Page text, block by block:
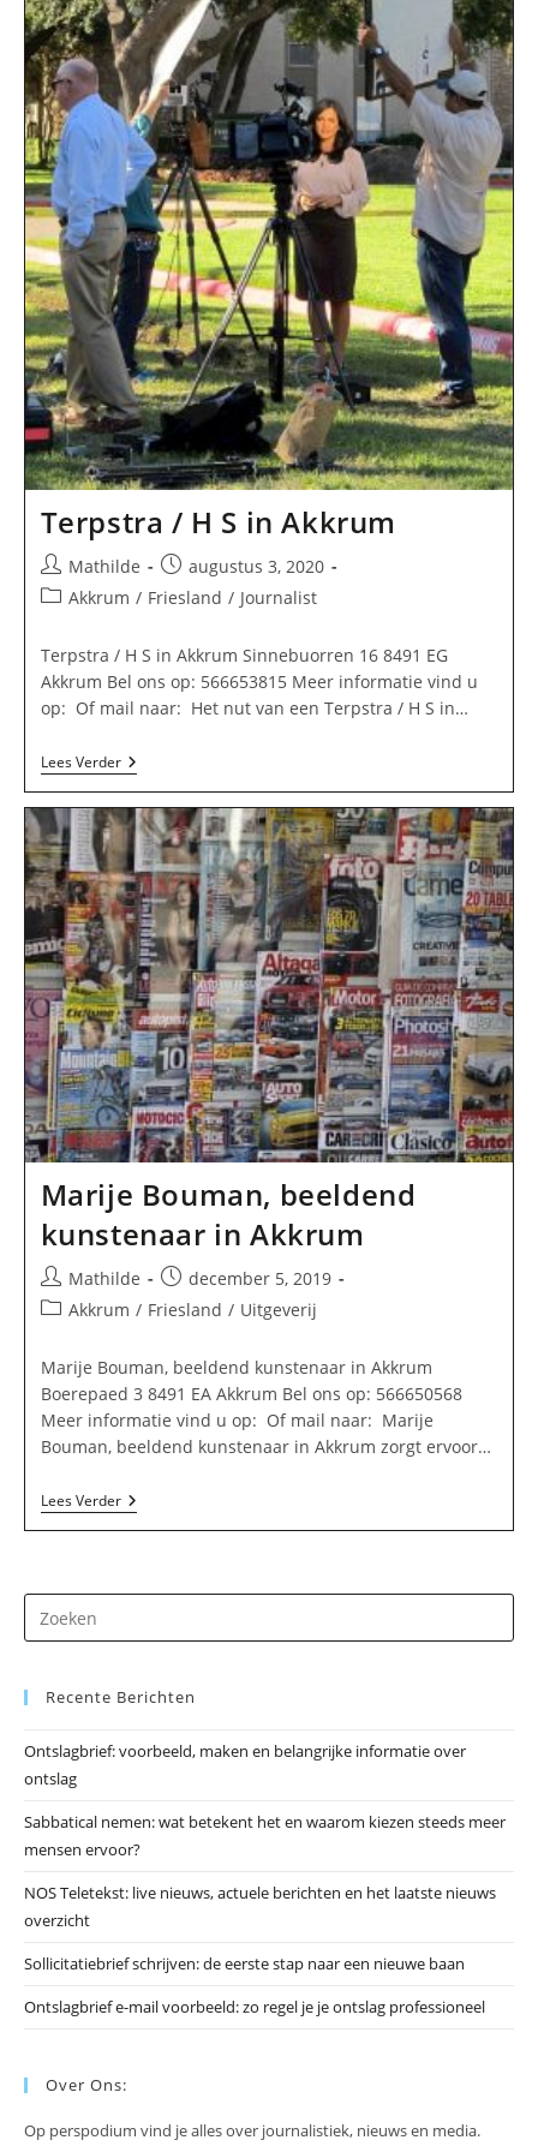
Terpstra / H S in Akkrum
Bericht
auteur:
Mathilde
Bericht
gepubliceerd
augustus 3, 2020
Berichtcategorie:
Akkrum / Friesland / Journalist
Terpstra / H S in Akkrum Sinnebuorren 16 8491 EG
Akkrum Bel ons op: 566653815 Meer informatie vind u
op: Of mail naar: Het nut van een Terpstra / H S in…
Lees VerderTerpstra
/
S
In
Akkrum
Marije Bouman, beeldend
kunstenaar in Akkrum
Bericht
auteur:
Mathilde
Bericht
gepubliceerd
december 5, 2019
Berichtcategorie:
Akkrum / Friesland / Uitgeverij
Marije Bouman, beeldend kunstenaar in Akkrum
Boerepaed 3 8491 EA Akkrum Bel ons op: 566650568
Meer informatie vind u op: Of mail naar: Marije
Bouman, beeldend kunstenaar in Akkrum zorgt ervoor…
Lees VerderMarije
Bouman,
Akkrum
op
Recente Berichten
Ontslagbrief: voorbeeld, maken en belangrijke informatie over
ontslag
Sabbatical nemen: wat betekent het en waarom kiezen steeds meer
mensen ervoor?
NOS Teletekst: live nieuws, actuele berichten en het laatste nieuws
overzicht
Sollicitatiebrief schrijven: de eerste stap naar een nieuwe baan
Ontslagbrief e-mail voorbeeld: zo regel je je ontslag professioneel
Over Ons:
Op perspodium vind je alles over journalistiek, nieuws en media.